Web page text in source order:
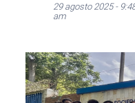
29 agosto 2025 -
am